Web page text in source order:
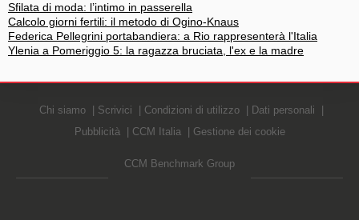
Sfilata di moda: l’intimo in passerella
Calcolo giorni fertili: il metodo di Ogino-Knaus
Federica Pellegrini portabandiera: a Rio rappresenterà l'Italia
Ylenia a Pomeriggio 5: la ragazza bruciata, l'ex e la madre
Chi siamo Scrivici Condizioni di utilizzo
Dati personali
Pubblicità
CCM Italia Gestione dei cookie
CCM Benchmark Group